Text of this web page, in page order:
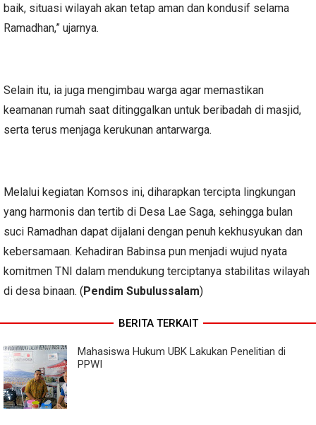
baik, situasi wilayah akan tetap aman dan kondusif selama
Ramadhan,” ujarnya.
Selain itu, ia juga mengimbau warga agar memastikan
keamanan rumah saat ditinggalkan untuk beribadah di masjid,
serta terus menjaga kerukunan antarwarga.
Melalui kegiatan Komsos ini, diharapkan tercipta lingkungan
yang harmonis dan tertib di Desa Lae Saga, sehingga bulan
suci Ramadhan dapat dijalani dengan penuh kekhusyukan dan
kebersamaan. Kehadiran Babinsa pun menjadi wujud nyata
komitmen TNI dalam mendukung terciptanya stabilitas wilayah
di desa binaan. (Pendim Subulussalam)
BERITA TERKAIT
Mahasiswa Hukum UBK Lakukan Penelitian di
PPWI